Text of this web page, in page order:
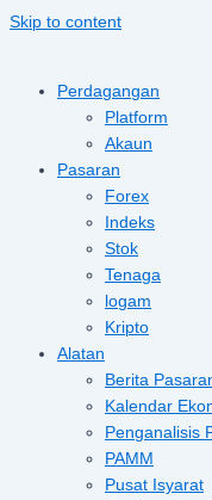
Skip to content
Perdagangan
Platform
Akaun
Pasaran
Forex
Indeks
Stok
Tenaga
logam
Kripto
Alatan
Berita
Kalendar
Penganalisis
PAMM
Pusat Isyarat